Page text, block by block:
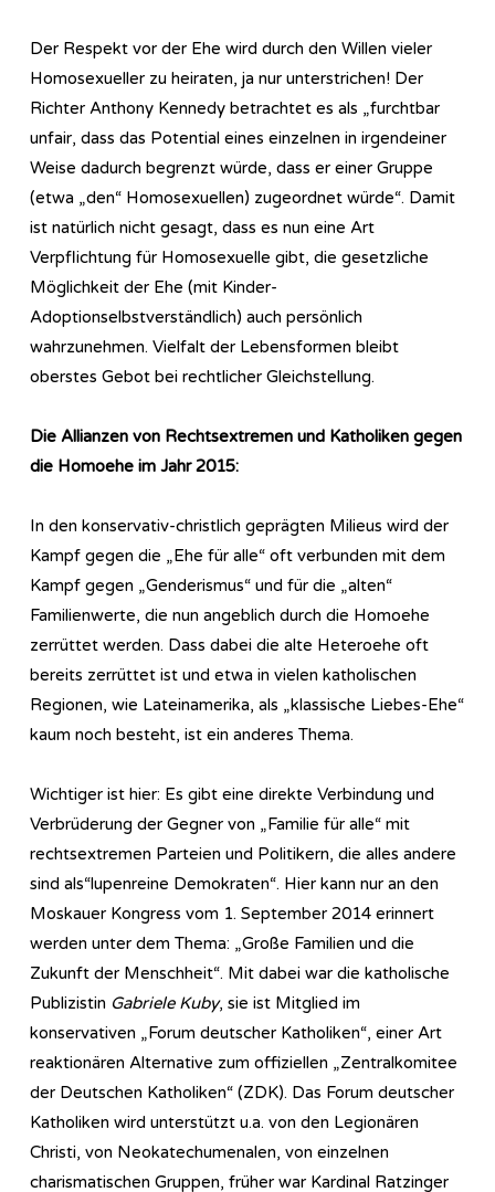
Der Respekt vor der Ehe wird durch den Willen vieler
Homosexueller zu heiraten, ja nur unterstrichen! Der
Richter Anthony Kennedy betrachtet es als „furchtbar
unfair, dass das Potential eines einzelnen in irgendeiner
Weise dadurch begrenzt würde, dass er einer Gruppe
(etwa „den“ Homosexuellen) zugeordnet würde“. Damit
ist natürlich nicht gesagt, dass es nun eine Art
Verpflichtung für Homosexuelle gibt, die gesetzliche
Möglichkeit der Ehe (mit Kinder-
Adoptionselbstverständlich) auch persönlich
wahrzunehmen. Vielfalt der Lebensformen bleibt
oberstes Gebot bei rechtlicher Gleichstellung.
Die Allianzen von Rechtsextremen und Katholiken gegen
die Homoehe im Jahr 2015:
In den konservativ-christlich geprägten Milieus wird der
Kampf gegen die „Ehe für alle“ oft verbunden mit dem
Kampf gegen „Genderismus“ und für die „alten“
Familienwerte, die nun angeblich durch die Homoehe
zerrüttet werden. Dass dabei die alte Heteroehe oft
bereits zerrüttet ist und etwa in vielen katholischen
Regionen, wie Lateinamerika, als „klassische Liebes-Ehe“
kaum noch besteht, ist ein anderes Thema.
Wichtiger ist hier: Es gibt eine direkte Verbindung und
Verbrüderung der Gegner von „Familie für alle“ mit
rechtsextremen Parteien und Politikern, die alles andere
sind als“lupenreine Demokraten“. Hier kann nur an den
Moskauer Kongress vom 1. September 2014 erinnert
werden unter dem Thema: „Große Familien und die
Zukunft der Menschheit“. Mit dabei war die katholische
Publizistin Gabriele Kuby, sie ist Mitglied im
konservativen „Forum deutscher Katholiken“, einer Art
reaktionären Alternative zum offiziellen „Zentralkomitee
der Deutschen Katholiken“ (ZDK). Das Forum deutscher
Katholiken wird unterstützt u.a. von den Legionären
Christi, von Neokatechumenalen, von einzelnen
charismatischen Gruppen, früher war Kardinal Ratzinger